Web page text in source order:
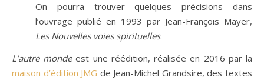
On pourra trouver quelques précisions dans
l’ouvrage publié en 1993 par Jean-François Mayer,
Les Nouvelles voies spirituelles.
L’autre mondeest une réédition, réalisée en 2016 par la
maison d’édition JMG de Jean-Michel Grandsire, des textes